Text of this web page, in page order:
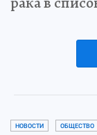
НОВОСТИ ОБЩЕСТВО